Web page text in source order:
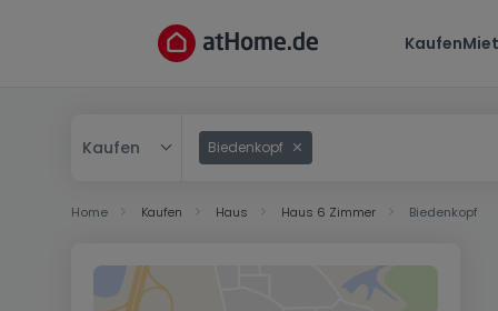
Kaufen
Kaufen Biedenkopf
Home Kaufen Haus Haus 6 Zimmer Biedenkopf